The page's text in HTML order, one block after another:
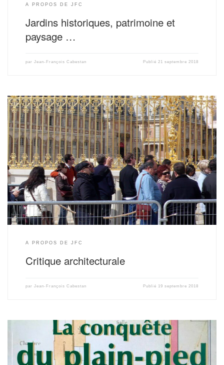
A PROPOS DE JFC
Jardins historiques, patrimoine et
paysage …
par Jean-François Cabestan Publié21 septembre 2018
« Le cadeau d’un tiers-lieu caché : maison Flow, Vannes » in d’architectures,
n° 329, octobre 2025, p. 116-123 (pdf) « Une renaissance décomplexée, la
Maison du festival de jazz et son jardin de ruines, Vienne, Isère », in
d’architectures, n° 305, mars 2023, p. 102-109 (pdf) « Notre-Dame,
l’impossibilité d’un parvis », in AMC Moniteur, […]
A PROPOS DE JFC
Critique architecturale
par Jean-François Cabestan Publié 19 septembre 2018